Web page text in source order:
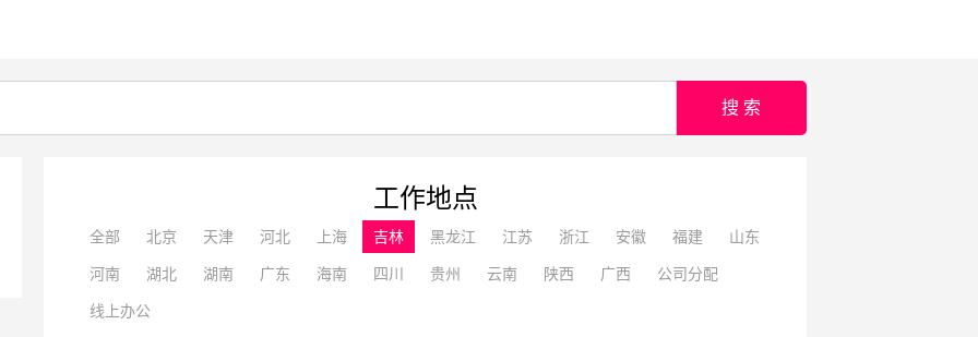
搜 索
工作地点
全部 北京 天津 河北 上海 吉林 黑龙江 江苏 浙江 安徽 福建 山东
河南 湖北 湖南 广东 海南 四川 贵州 云南 陕西 广西 公司分配
线上办公